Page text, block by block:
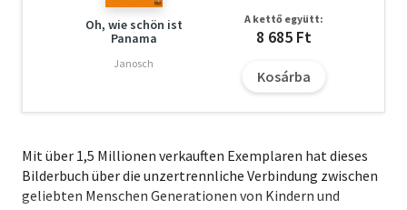
Oh, wie schön ist
Panama
Janosch
A kettő együtt:
8 685 Ft
Kosárba
Mit über 1,5 Millionen verkauften Exemplaren hat dieses
Bilderbuch über die unzertrennliche Verbindung zwischen
geliebten Menschen Generationen von Kindern und